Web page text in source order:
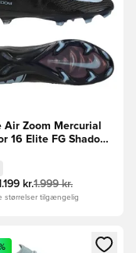
Air Zoom Mercurial
16 Elite FG Shadow
kr.1.999 kr.
størrelser tilgængelig
tilmelde dig som
en Modal til at logge